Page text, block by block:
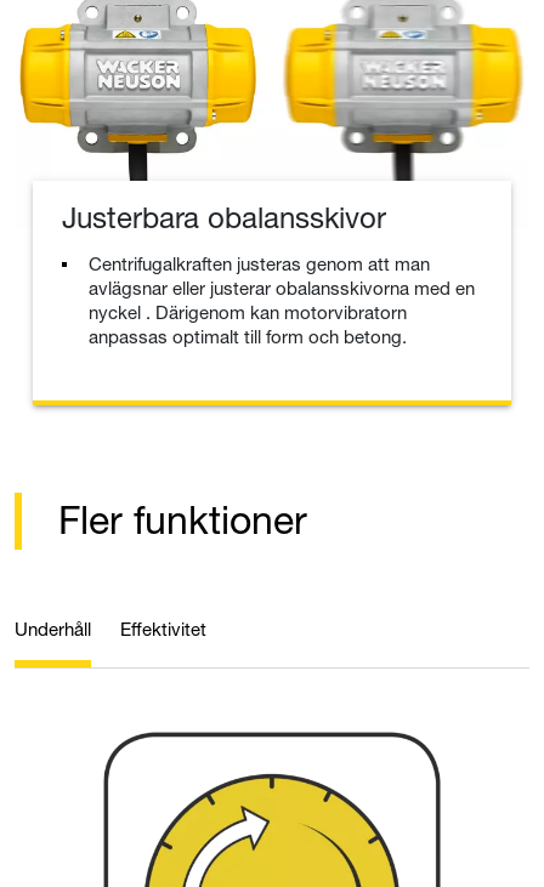
Justerbara obalansskivor
Centrifugalkraften justeras genom att man
avlägsnar eller justerar obalansskivorna med en
nyckel . Därigenom kan motorvibratorn
anpassas optimalt till form och betong.
Fler funktioner
Underhåll Effektivitet